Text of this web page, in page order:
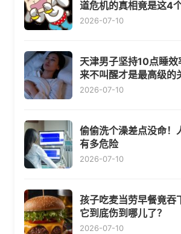
道危机的真相竟是这4
2026-07-10
天津男子坚持10点睡
来不叫醒才是最高级的
2026-07-10
偷偷洗个澡差点没命！
有多危险
2026-07-10
孩子吃麦当劳早餐竟吞
它到底伤到哪儿了？
2026-07-10